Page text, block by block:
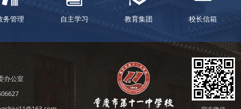
务管理 自主学习 教育集团 校长信箱
办公室